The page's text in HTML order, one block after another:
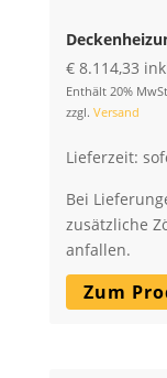
€8.114,33
Enthält 20%
zzgl. Versand
Lieferzeit:
Bei
zusätzliche
anfallen.
Zum